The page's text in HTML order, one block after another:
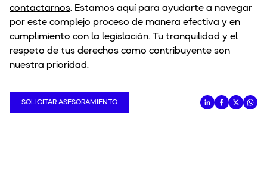
contactarnos. Estamos aquí para ayudarte a navegar
por este complejo proceso de manera efectiva y en
cumplimiento con la legislación. Tu tranquilidad y el
respeto de tus derechos como contribuyente son
nuestra prioridad.
SOLICITAR ASESORAMIENTO